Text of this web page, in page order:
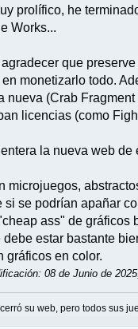
prolífico, he
Works...
que
monetizarlo todo.
nueva (Crab
licencias (como
la nueva web
microjuegos,
si se podrían apañar
ass" de gráficos
debe estar bastante
gráficos en color.
08 de Junio de
cerró su web, pero todos sus